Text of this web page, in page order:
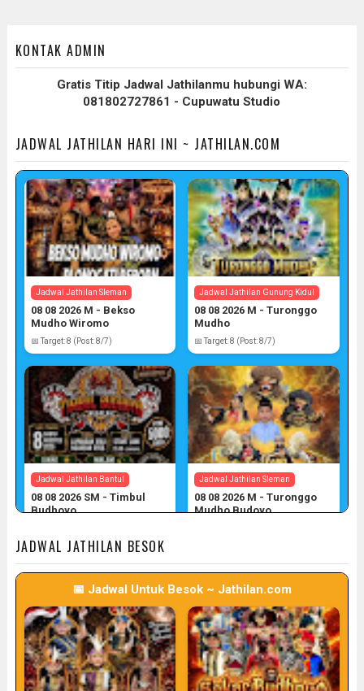
KONTAK ADMIN
Gratis Titip Jadwal Jathilanmu hubungi WA:
081802727861 - Cupuwatu Studio
JADWAL JATHILAN HARI INI ~ JATHILAN.COM
Jadwal Jathilan Sleman
08 08 2026 M - Bekso
Mudho Wiromo
📅 Target: 8 (Post: 8/7)
Jadwal Jathilan Gunung Kidul
08 08 2026 M - Turonggo
Mudho
📅 Target: 8 (Post: 8/7)
Jadwal Jathilan Bantul
08 08 2026 SM - Timbul
Budhoyo
Jadwal Jathilan Sleman
08 08 2026 M - Turonggo
Mudho Budoyo
Jadwal Jathilan Sleman
08 08 2026 M - Klaras Anom
Jadwal Jathilan Gunung Kidul
08 08 2026 S - Sekar
JADWAL JATHILAN BESOK
📅 Jadwal Untuk Besok ~ Jathilan.com